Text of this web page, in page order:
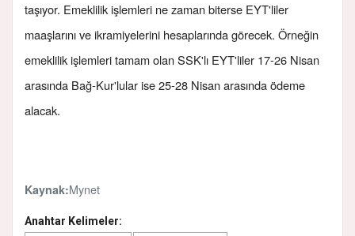
taşıyor. Emeklilik işlemleri ne zaman biterse EYT'liler
maaşlarını ve ikramiyelerini hesaplarında görecek. Örneğin
emeklilik işlemleri tamam olan SSK'lı EYT'liler 17-26 Nisan
arasında Bağ-Kur'lular ise 25-28 Nisan arasında ödeme
alacak.
Kaynak:Mynet
Anahtar Kelimeler: